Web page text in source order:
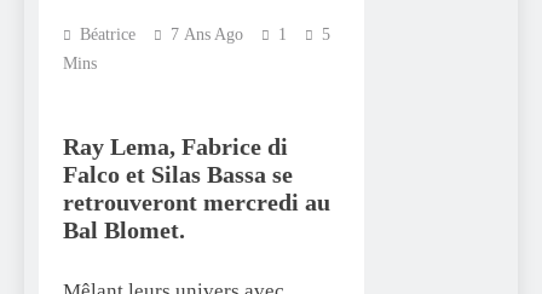
Béatrice 7 Ans Ago 1
5
Mins
Ray Lema, Fabrice di
Falco et Silas Bassa se
retrouveront mercredi au
Bal Blomet.